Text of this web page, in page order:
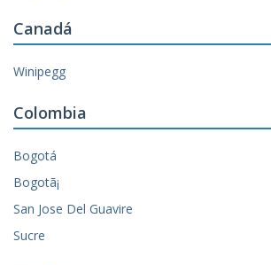
Canadá
Winipegg
Colombia
Bogotá
Bogotã¡
San Jose Del Guavire
Sucre